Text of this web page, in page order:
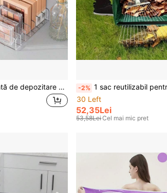
Cutie transparentă de depozitare a machiajului 1 buc/2 buc, organizator de birou detașabil pentru îngrijirea pielii, paletă de farduri de pleoape, pudră compactă, ruj, organizare de birou -2% 1 sac reutilizabil pentru frunze de grădină, sac pentru frunze de gazon de curte, sac de gunoi de grădină în aer liber, sac de depozitare pentru frunze rezistent la
30 Left
52,35Lei
53,58LeiCel mai mic pret